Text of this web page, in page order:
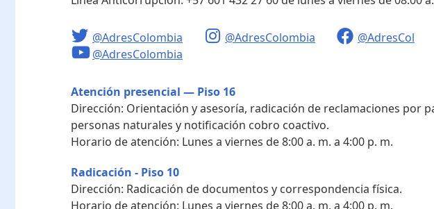
@AdresColombia @AdresColombia
@AdresCol
@AdresColombia
Atención presencial — Piso 16
Dirección: Orientación y asesoría, radicación de reclamaciones por
personas naturales y notificación cobro coactivo.
Horario de atención: Lunes a viernes de 8:00 a. m. a 4:00 p. m.
Radicación - Piso 10
Dirección: Radicación de documentos y correspondencia física.
Horario de atención: Lunes a viernes de 8:00 a. m. a 4:00 p. m.